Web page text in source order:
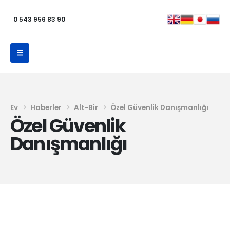
0 543 956 83 90
Ev Haberler Alt-Bir Özel Güvenlik Danışmanlığı
Özel Güvenlik
Danışmanlığı